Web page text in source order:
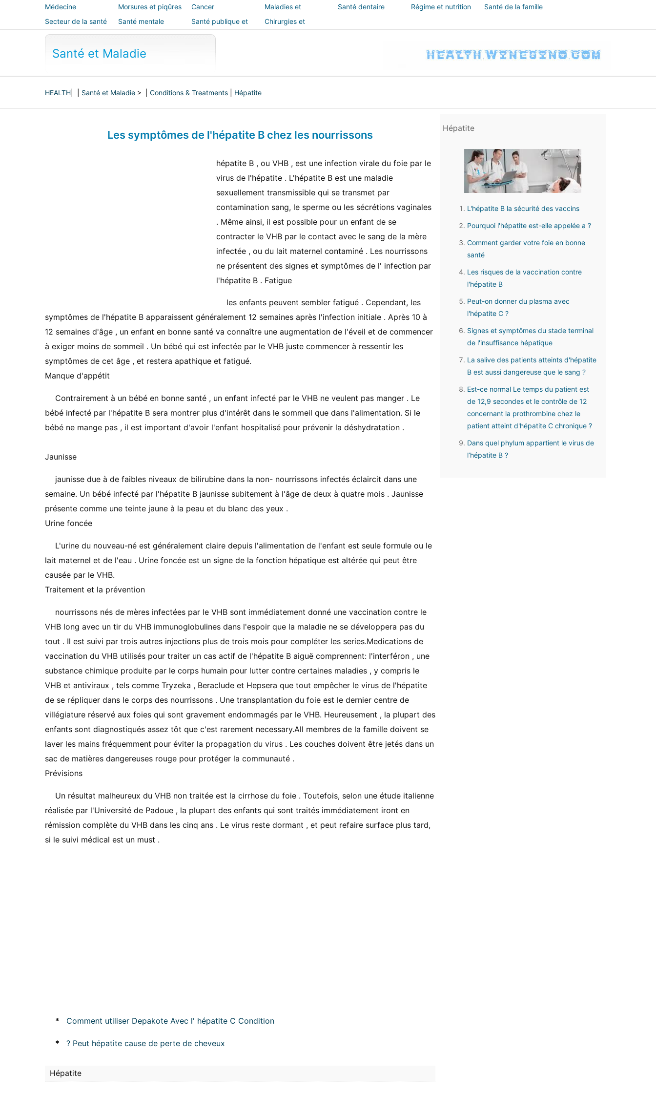
Médecine
alternative
Morsures et piqûres Cancer
Maladies et
traitements
Santé dentaire Régime et nutrition
Santé de la famille
Secteur de la santé
Santé mentale
Santé publique et
sécurité
Chirurgies et
Santé et Maladie
HEALTH Santé et Maladie > | Conditions & Treatments Hépatite
Les symptômes de l'hépatite B chez les nourrissons
hépatite B , ou VHB , est une infection virale du foie par le
virus de l'hépatite . L'hépatite B est une maladie
sexuellement transmissible qui se transmet par
contamination sang, le sperme ou les sécrétions vaginales
. Même ainsi, il est possible pour un enfant de se
contracter le VHB par le contact avec le sang de la mère
infectée , ou du lait maternel contaminé . Les nourrissons
ne présentent des signes et symptômes de l' infection par
l'hépatite B . Fatigue
les enfants peuvent sembler fatigué . Cependant, les
symptômes de l'hépatite B apparaissent généralement 12 semaines après l'infection initiale . Après 10 à
12 semaines d'âge , un enfant en bonne santé va connaître une augmentation de l'éveil et de commencer
à exiger moins de sommeil . Un bébé qui est infectée par le VHB juste commencer à ressentir les
symptômes de cet âge , et restera apathique et fatigué.
Manque d'appétit
Contrairement à un bébé en bonne santé , un enfant infecté par le VHB ne veulent pas manger . Le
bébé infecté par l'hépatite B sera montrer plus d'intérêt dans le sommeil que dans l'alimentation. Si le
bébé ne mange pas , il est important d'avoir l'enfant hospitalisé pour prévenir la déshydratation .
Jaunisse
jaunisse due à de faibles niveaux de bilirubine dans la non- nourrissons infectés éclaircit dans une
semaine. Un bébé infecté par l'hépatite B jaunisse subitement à l'âge de deux à quatre mois . Jaunisse
présente comme une teinte jaune à la peau et du blanc des yeux .
Urine foncée
L'urine du nouveau-né est généralement claire depuis l'alimentation de l'enfant est seule formule ou le
lait maternel et de l'eau . Urine foncée est un signe de la fonction hépatique est altérée qui peut être
causée par le VHB.
Traitement et la prévention
nourrissons nés de mères infectées par le VHB sont immédiatement donné une vaccination contre le
VHB long avec un tir du VHB immunoglobulines dans l'espoir que la maladie ne se développera pas du
tout . Il est suivi par trois autres injections plus de trois mois pour compléter les series.Medications de
vaccination du VHB utilisés pour traiter un cas actif de l'hépatite B aiguë comprennent: l'interféron , une
substance chimique produite par le corps humain pour lutter contre certaines maladies , y compris le
VHB et antiviraux , tels comme Tryzeka , Beraclude et Hepsera que tout empêcher le virus de l'hépatite
de se répliquer dans le corps des nourrissons . Une transplantation du foie est le dernier centre de
villégiature réservé aux foies qui sont gravement endommagés par le VHB. Heureusement , la plupart des
enfants sont diagnostiqués assez tôt que c'est rarement necessary.All membres de la famille doivent se
laver les mains fréquemment pour éviter la propagation du virus . Les couches doivent être jetés dans un
sac de matières dangereuses rouge pour protéger la communauté .
Prévisions
Un résultat malheureux du VHB non traitée est la cirrhose du foie . Toutefois, selon une étude italienne
réalisée par l'Université de Padoue , la plupart des enfants qui sont traités immédiatement iront en
rémission complète du VHB dans les cinq ans . Le virus reste dormant , et peut refaire surface plus tard,
si le suivi médical est un must .
* Comment utiliser Depakote Avec l' hépatite C Condition
* ? Peut hépatite cause de perte de cheveux
Hépatite
Hépatite
L'hépatite B la sécurité des vaccins
Pourquoi l'hépatite est-elle appelée a ?
Comment garder votre foie en bonne
santé
Les risques de la vaccination contre
l'hépatite B
Peut-on donner du plasma avec
l'hépatite C ?
Signes et symptômes du stade terminal
de l'insuffisance hépatique
La salive des patients atteints d'hépatite
B est aussi dangereuse que le sang ?
Est-ce normal Le temps du patient est
de 12,9 secondes et le contrôle de 12
concernant la prothrombine chez le
patient atteint d'hépatite C chronique ?
Dans quel phylum appartient le virus de
l’hépatite B ?